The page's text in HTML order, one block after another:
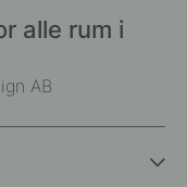
alle rum i
AB